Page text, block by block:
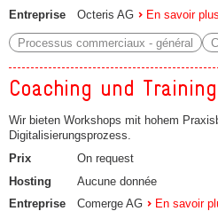
Entreprise
Octeris AG En savoir
Processus commerciaux - général
Coaching und Training
Wir bieten Workshops mit hohem
Digitalisierungsprozess.
Prix
On request
Hosting
Aucune donnée
Entreprise
Comerge AG En savoir